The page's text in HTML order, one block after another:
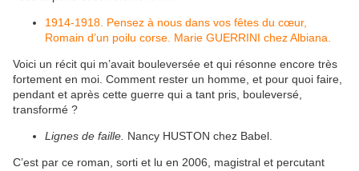
1914-1918. Pensez à nous dans vos fêtes du cœur,
Romain d’un poilu corse. Marie GUERRINI chez Albiana.
Voici un récit qui m’avait bouleversée et qui résonne encore très
fortement en moi. Comment rester un homme, et pour quoi faire,
pendant et après cette guerre qui a tant pris, bouleversé,
transformé ?
Lignes de faille. Nancy HUSTON chez Babel.
C’est par ce roman, sorti et lu en 2006, magistral et percutant